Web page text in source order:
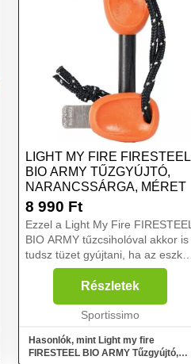
LIGHT MY FIRE FIRESTEEL
BIO ARMY TŰZGYÚJTÓ,
NARANCSSÁRGA, MÉRET
8 990 Ft
Ezzel a Light My Fire FIRESTEEL
BIO ARMY tűzcsiholóval akkor is
tudsz tüzet gyújtani, ha az eszköz
nedves. Svédországban készült,
bio alapú műanyagból. Beépített
vészsíppal is rendelkezik....
Részletek
Sportissimo
Hasonlók, mint Light my fire
FIRESTEEL BIO ARMY Tűzgyújtó,